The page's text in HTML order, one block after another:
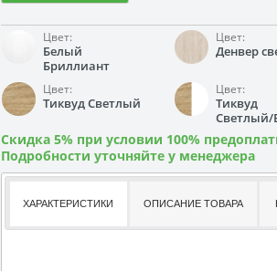
Цвет:
Белый
Бриллиант
Цвет:
Денвер
Цвет:
Тиквуд Светлый
Цвет:
Тиквуд
Светлый/
Скидка 5% при условии 100%
Подробности уточняйте у менеджера
ХАРАКТЕРИСТИКИ ОПИСАНИЕ ТОВАРА